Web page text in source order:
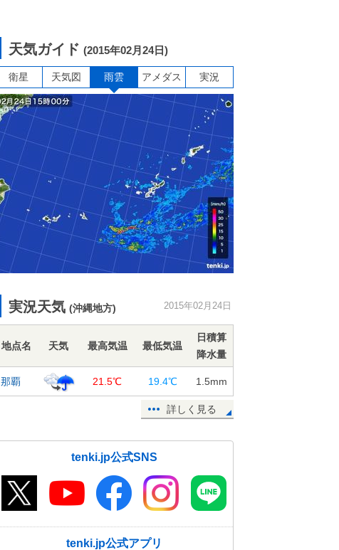
天気ガイド (2015年02月24日)
衛星 天気図 雨雲 アメダス 実況
実況天気 (沖縄地方) 2015年02月24日
地点名 天気 最高気温 最低気温
日積算
降水量
那覇 21.5℃ 19.4℃ 1.5mm
詳しく見る
tenki.jp公式SNS
tenki.jp公式アプリ